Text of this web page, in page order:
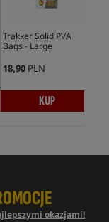
Trakker Solid PVA
Bags - Large
18,90 PLN
KUP
okazjami!